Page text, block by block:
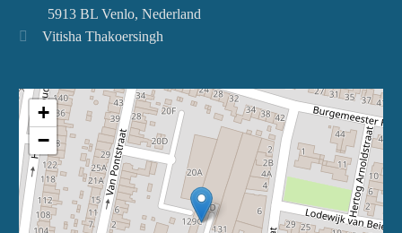
5913 BL Venlo, Nederland
Vitisha Thakoersingh
+
−